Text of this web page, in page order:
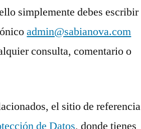
simplemente debes escribir
admin@sabianova.com
consulta, comentario o
el sitio de referencia
de Datos, donde tienes